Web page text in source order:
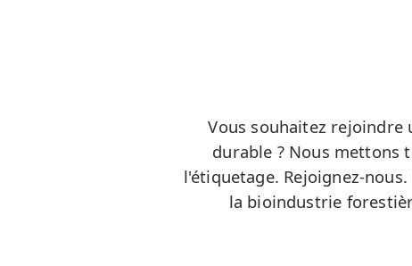
Vous souhaitez
durable ? Nous mettons
l'étiquetage. Rejoignez-
la bioindustrie